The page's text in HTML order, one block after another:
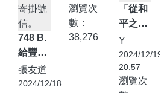
748 B.
給豐群
投資控
股股份
張友道
2024/12/18
MVI5449
瀏覽次
數：
38,276
「從和
平之島
濟州開
始的新
時代」
──新
Y
2024/12/19
20:57
瀏覽次